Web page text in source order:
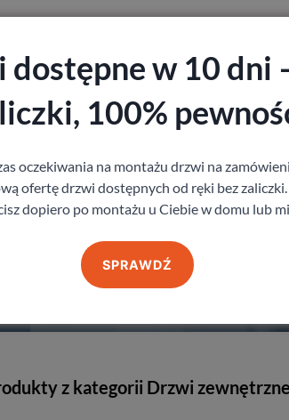
Doradcy przy wyborze
z kategorii Drzwi zewnętrzne
w 10 dni
100%
oczekiwania na montażu drzwi na
ofertę drzwi dostępnych od ręki bez zaliczki.
dopiero po montażu u Ciebie w domu lub
SPRAWDŹ